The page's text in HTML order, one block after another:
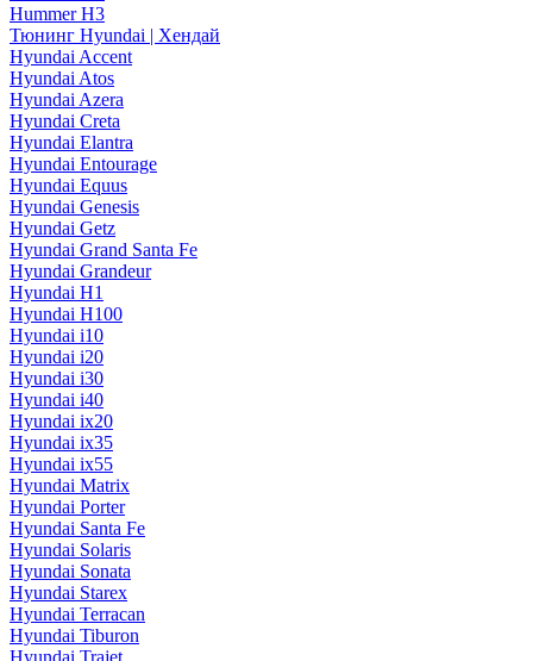
Hummer H3
Тюнинг Hyundai | Хендай
Hyundai Accent
Hyundai Atos
Hyundai Azera
Hyundai Creta
Hyundai Elantra
Hyundai Entourage
Hyundai Equus
Hyundai Genesis
Hyundai Getz
Hyundai Grand Santa Fe
Hyundai Grandeur
Hyundai H1
Hyundai H100
Hyundai i10
Hyundai i20
Hyundai i30
Hyundai i40
Hyundai ix20
Hyundai ix35
Hyundai ix55
Hyundai Matrix
Hyundai Porter
Hyundai Santa Fe
Hyundai Solaris
Hyundai Sonata
Hyundai Starex
Hyundai Terracan
Hyundai Tiburon
Hyundai Trajet